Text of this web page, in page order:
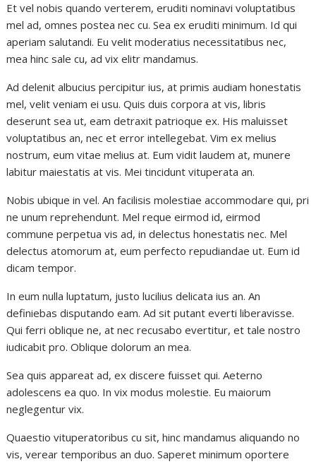
Et vel nobis quando verterem, eruditi nominavi voluptatibus
mel ad, omnes postea nec cu. Sea ex eruditi minimum. Id qui
aperiam salutandi. Eu velit moderatius necessitatibus nec,
mea hinc sale cu, ad vix elitr mandamus.
Ad delenit albucius percipitur ius, at primis audiam honestatis
mel, velit veniam ei usu. Quis duis corpora at vis, libris
deserunt sea ut, eam detraxit patrioque ex. His maluisset
voluptatibus an, nec et error intellegebat. Vim ex melius
nostrum, eum vitae melius at. Eum vidit laudem at, munere
labitur maiestatis at vis. Mei tincidunt vituperata an.
Nobis ubique in vel. An facilisis molestiae accommodare qui, pri
ne unum reprehendunt. Mel reque eirmod id, eirmod
commune perpetua vis ad, in delectus honestatis nec. Mel
delectus atomorum at, eum perfecto repudiandae ut. Eum id
dicam tempor.
In eum nulla luptatum, justo lucilius delicata ius an. An
definiebas disputando eam. Ad sit putant everti liberavisse.
Qui ferri oblique ne, at nec recusabo evertitur, et tale nostro
iudicabit pro. Oblique dolorum an mea.
Sea quis appareat ad, ex discere fuisset qui. Aeterno
adolescens ea quo. In vix modus molestie. Eu maiorum
neglegentur vix.
Quaestio vituperatoribus cu sit, hinc mandamus aliquando no
vis, verear temporibus an duo. Saperet minimum oportere